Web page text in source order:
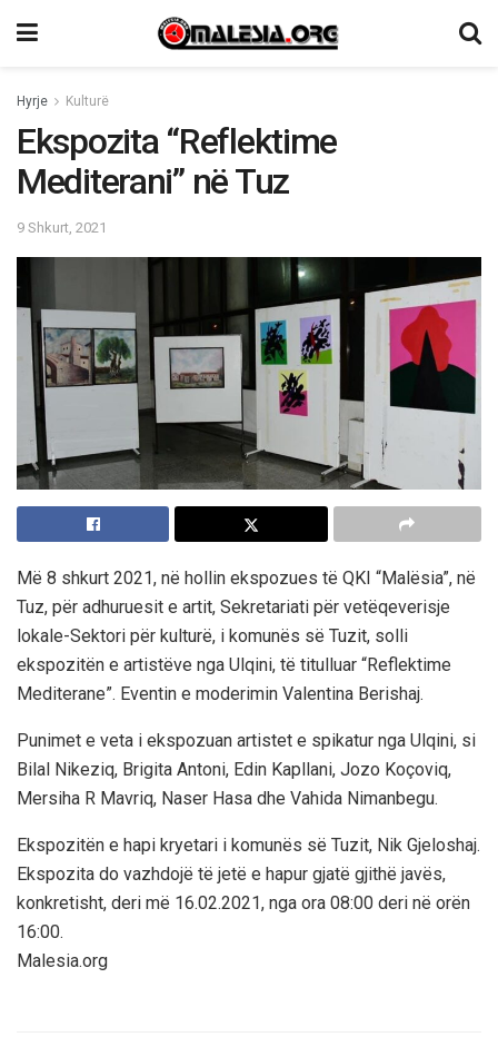
Hyrje Kulturë
Ekspozita “Reflektime
Mediterani” në Tuz
9 Shkurt, 2021
Më 8 shkurt 2021, në hollin ekspozues të QKI “Malësia”, në
Tuz, për adhuruesit e artit, Sekretariati për vetëqeverisje
lokale-Sektori për kulturë, i komunës së Tuzit, solli
ekspozitën e artistëve nga Ulqini, të titulluar “Reflektime
Mediterane”. Eventin e moderimin Valentina Berishaj.
Punimet e veta i ekspozuan artistet e spikatur nga Ulqini, si
Bilal Nikeziq, Brigita Antoni, Edin Kapllani, Jozo Koçoviq,
Mersiha R Mavriq, Naser Hasa dhe Vahida Nimanbegu.
Ekspozitën e hapi kryetari i komunës së Tuzit, Nik Gjeloshaj.
Ekspozita do vazhdojë të jetë e hapur gjatë gjithë javës,
konkretisht, deri më 16.02.2021, nga ora 08:00 deri në orën
16:00.
Malesia.org